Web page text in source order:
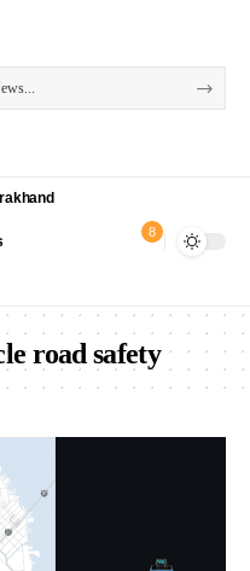
8
road safety